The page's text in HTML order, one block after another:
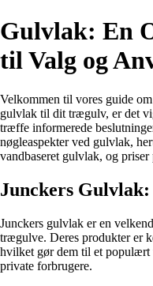
Gulvlak: En
til Valg og
Velkommen til vores guide
gulvlak til dit trægulv, er det
træffe informerede
nøgleaspekter ved gulvlak,
vandbaseret gulvlak, og
Junckers
Junckers gulvlak er en
trægulve. Deres produkter er
hvilket gør dem til et populært
private forbrugere.